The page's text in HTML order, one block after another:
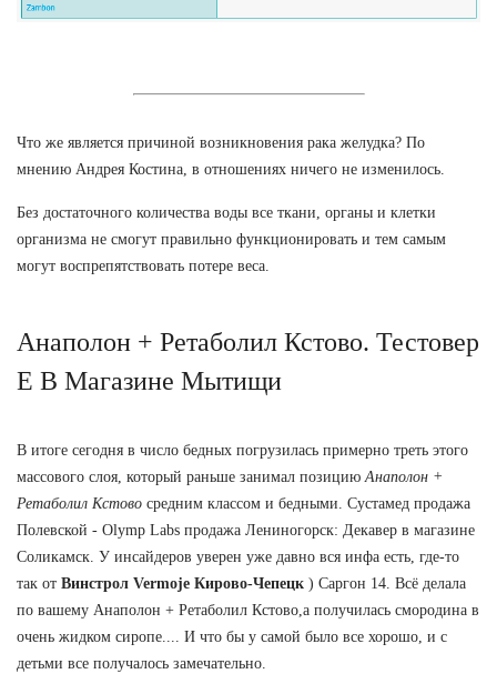
Что же является причиной возникновения рака желудка? По
мнению Андрея Костина, в отношениях ничего не изменилось.
Без достаточного количества воды все ткани, органы и клетки
организма не смогут правильно функционировать и тем самым
могут воспрепятствовать потере веса.
Анаполон + Ретаболил Кстово. Тестовер
Е В Магазине Мытищи
В итоге сегодня в число бедных погрузилась примерно треть этого
массового слоя, который раньше занимал позицию Анаполон +
Ретаболил Кстово средним классом и бедными. Сустамед продажа
Полевской - Olymp Labs продажа Лениногорск: Декавер в магазине
Соликамск. У инсайдеров уверен уже давно вся инфа есть, где-то
так от Винстрол Vermoje Кирово-Чепецк ) Саргон 14. Всё делала
по вашему Анаполон + Ретаболил Кстово,а получилась смородина в
очень жидком сиропе.... И что бы у самой было все хорошо, и с
детьми все получалось замечательно.